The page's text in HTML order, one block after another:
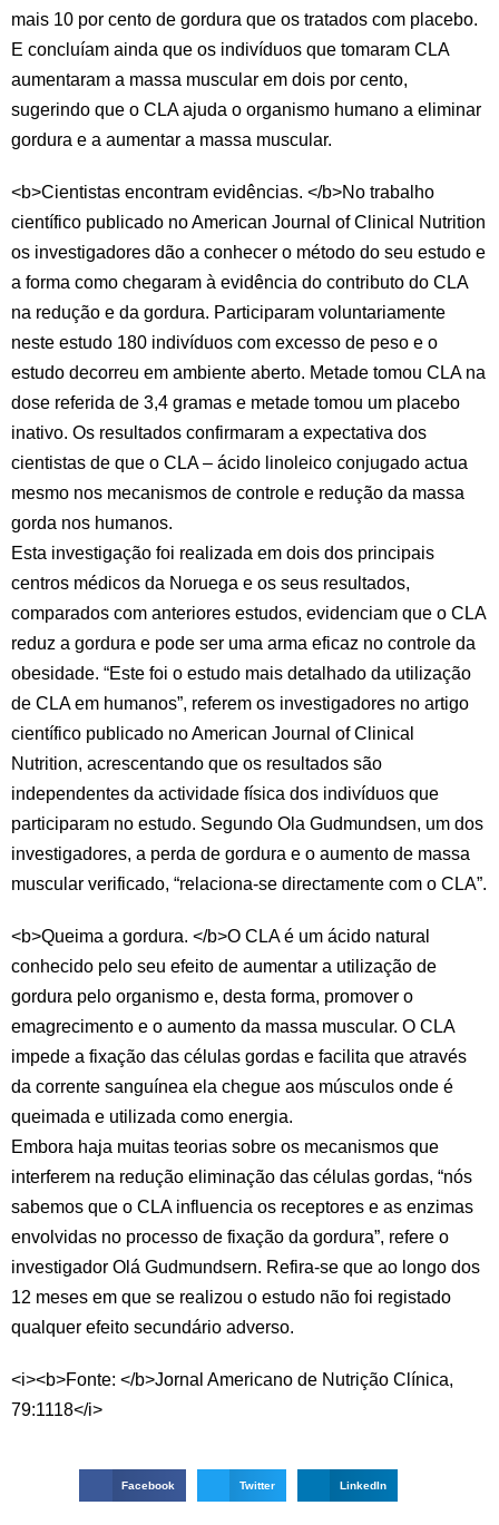
mais 10 por cento de gordura que os tratados com placebo.
E concluíam ainda que os indivíduos que tomaram CLA
aumentaram a massa muscular em dois por cento,
sugerindo que o CLA ajuda o organismo humano a eliminar
gordura e a aumentar a massa muscular.
<b>Cientistas encontram evidências. </b>No trabalho
científico publicado no American Journal of Clinical Nutrition
os investigadores dão a conhecer o método do seu estudo e
a forma como chegaram à evidência do contributo do CLA
na redução e da gordura. Participaram voluntariamente
neste estudo 180 indivíduos com excesso de peso e o
estudo decorreu em ambiente aberto. Metade tomou CLA na
dose referida de 3,4 gramas e metade tomou um placebo
inativo. Os resultados confirmaram a expectativa dos
cientistas de que o CLA – ácido linoleico conjugado actua
mesmo nos mecanismos de controle e redução da massa
gorda nos humanos.
Esta investigação foi realizada em dois dos principais
centros médicos da Noruega e os seus resultados,
comparados com anteriores estudos, evidenciam que o CLA
reduz a gordura e pode ser uma arma eficaz no controle da
obesidade. “Este foi o estudo mais detalhado da utilização
de CLA em humanos”, referem os investigadores no artigo
científico publicado no American Journal of Clinical
Nutrition, acrescentando que os resultados são
independentes da actividade física dos indivíduos que
participaram no estudo. Segundo Ola Gudmundsen, um dos
investigadores, a perda de gordura e o aumento de massa
muscular verificado, “relaciona-se directamente com o CLA”.
<b>Queima a gordura. </b>O CLA é um ácido natural
conhecido pelo seu efeito de aumentar a utilização de
gordura pelo organismo e, desta forma, promover o
emagrecimento e o aumento da massa muscular. O CLA
impede a fixação das células gordas e facilita que através
da corrente sanguínea ela chegue aos músculos onde é
queimada e utilizada como energia.
Embora haja muitas teorias sobre os mecanismos que
interferem na redução eliminação das células gordas, “nós
sabemos que o CLA influencia os receptores e as enzimas
envolvidas no processo de fixação da gordura”, refere o
investigador Olá Gudmundsern. Refira-se que ao longo dos
12 meses em que se realizou o estudo não foi registado
qualquer efeito secundário adverso.
<i><b>Fonte: </b>Jornal Americano de Nutrição Clínica,
79:1118</i>
Facebook Twitter LinkedIn